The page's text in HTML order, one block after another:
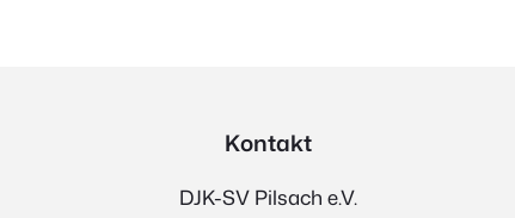
Kontakt
DJK-SV Pilsach e.V.